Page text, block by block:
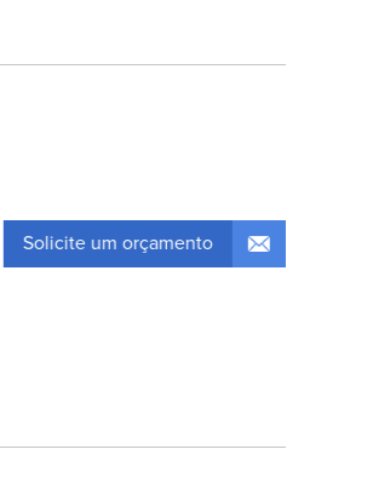
Solicite um orçamento